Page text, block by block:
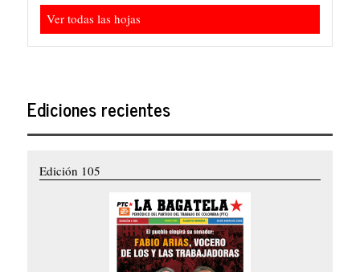
Ver todas las hojas
Ediciones recientes
Edición 105